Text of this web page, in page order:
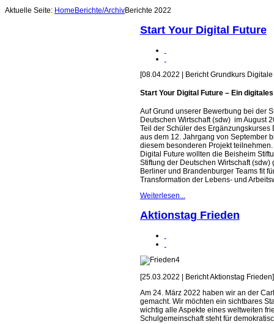
Aktuelle Seite: Home Berichte/ArchivBerichte 2022
Start Your Digital Future
[08.04.2022 | Bericht Grundkurs
Start Your Digital Future – Ein
Auf Grund unserer Bewerbung bei der
Deutschen Wirtschaft (sdw) im August
Teil der Schüler des Ergänzungskurses
aus dem 12. Jahrgang von September
diesem besonderen Projekt teilnehmen.
Digital Future wollten die Beisheim
Stiftung der Deutschen Wirtschaft (sdw)
Berliner und Brandenburger Teams fit
Transformation der Lebens- und
Weiterlesen...
Aktionstag Frieden
[25.03.2022 | Bericht Aktionstag Frieden]
Am 24. März 2022 haben wir an der
gemacht. Wir möchten ein sichtbares
wichtig alle Aspekte eines weltweiten
Schulgemeinschaft steht für